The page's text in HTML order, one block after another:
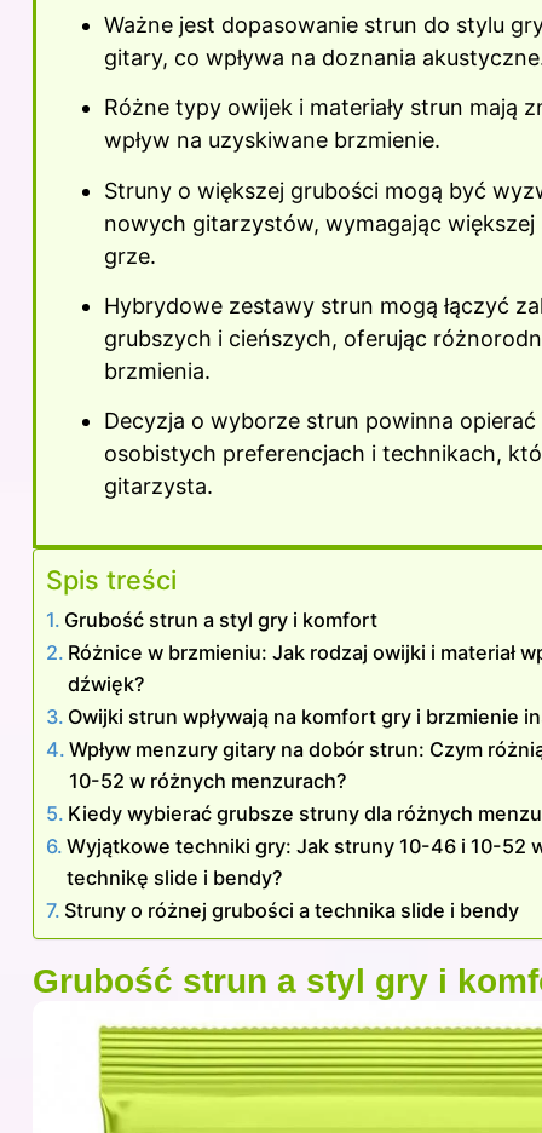
Ważne jest dopasowanie strun do stylu
gitary, co wpływa na doznania
Różne typy owijek i materiały strun mają
wpływ na uzyskiwane brzmienie.
Struny o większej grubości mogą być
nowych gitarzystów, wymagając większej
grze.
Hybrydowe zestawy strun mogą łączyć
grubszych i cieńszych, oferując
brzmienia.
Decyzja o wyborze strun powinna opierać
osobistych preferencjach i technikach,
gitarzysta.
Spis treści
Grubość strun a styl gry i komfort
Różnice w brzmieniu: Jak rodzaj owijki i materiał
dźwięk?
Owijki strun wpływają na komfort gry i brzmienie
Wpływ menzury gitary na dobór strun: Czym
10-52 w różnych menzurach?
Kiedy wybierać grubsze struny dla różnych
Wyjątkowe techniki gry: Jak struny 10-46 i 10-52
technikę slide i bendy?
Struny o różnej grubości a technika slide i bendy
Grubość strun a styl gry i